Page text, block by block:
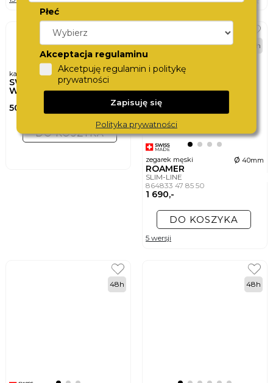
karta podarunkowa
SWISS
WATCHCARD
500,-
DO KOSZYKA
zegarek męski ø 40mm
ROAMER
SLIM-LINE
864833 47 85 50
1 690,-
48h
DO KOSZYKA
5 wersji
48h 48h
Płeć
Akceptacja regulaminu
Akcetpuję regulamin i politykę
prywatności
Zapisuję się
Polityka prywatności